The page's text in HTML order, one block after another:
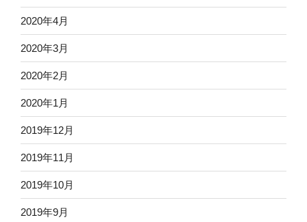
2020年4月
2020年3月
2020年2月
2020年1月
2019年12月
2019年11月
2019年10月
2019年9月